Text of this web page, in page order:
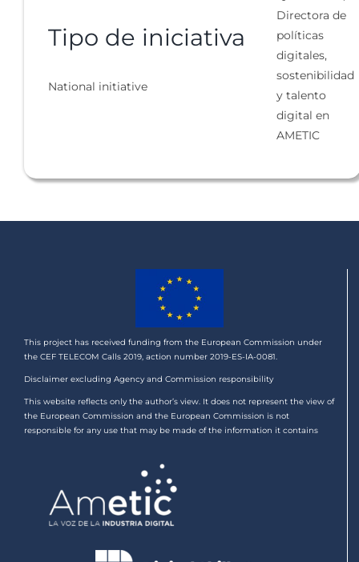
Tipo de iniciativa
National initiative
Directora de
políticas
digitales,
sostenibilidad
y talento
digital en
AMETIC
This project has received funding from the European Commission under
the CEF TELECOM Calls 2019, action number 2019-ES-IA-0081.
Disclaimer excluding Agency and Commission responsibility
This website reflects only the author’s view. It does not represent the view of
the European Commission and the European Commission is not
responsible for any use that may be made of the information it contains